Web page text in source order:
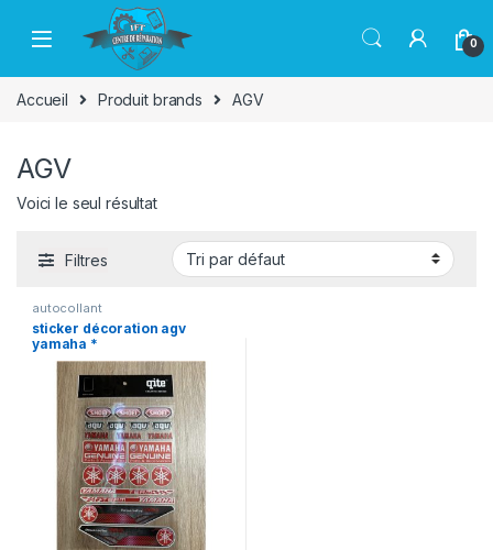
Passer à la navigation
Aller au contenu
0
Accueil Produit brands AGV
AGV
Voici le seul résultat
Filtres
autocollant
sticker décoration agv
yamaha *